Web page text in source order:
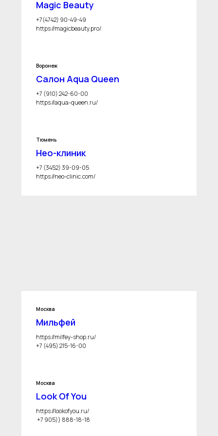
Magic Beauty
+7(4742) 90-49-49
https://magicbeauty.pro/
Воронеж
Салон Aqua Queen
+7 (910) 242-60-00
https://aqua-queen.ru/
Тюмень
Нео-клиник
+7 (3452) 39-09-05
https://neo-clinic.com/
Москва
Мильфей
https://milfey-shop.ru/
+7 (495) 215-16-00
Москва
Look Of You
https://lookofyou.ru/
+7 905)) 888-18-18